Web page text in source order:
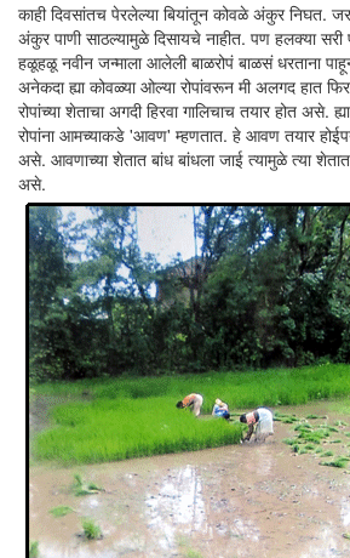
काही दिवसांतच पेरलेल्या बियांतून कोवळे अंकुर निघत.
अंकुर पाणी साठल्यामुळे दिसायचे नाहीत. पण हलक्या
हळूहळू नवीन जन्माला आलेली बाळरोपं बाळसं धरताना
अनेकदा ह्या कोवळ्या ओल्या रोपांवरून मी अलगद हात
रोपांच्या शेताचा अगदी हिरवा गालिचाच तयार होत असे.
रोपांना आमच्याकडे 'आवण' म्हणतात. हे आवण तयार
असे. आवणाच्या शेतात बांध बांधला जाई त्यामुळे त्या
असे.